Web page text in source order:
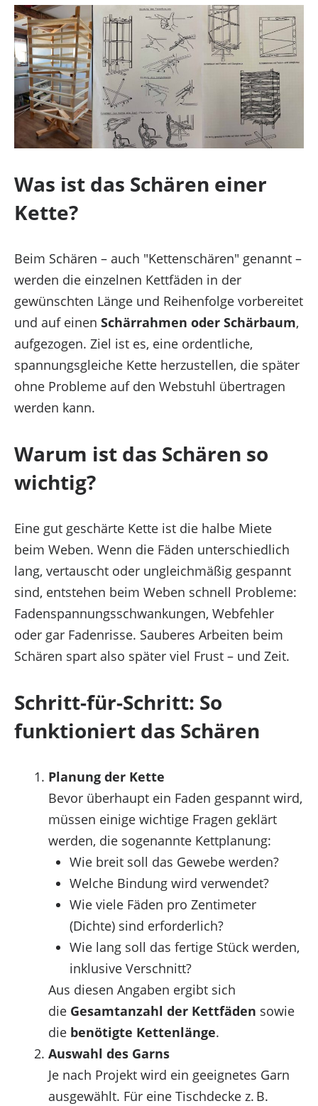
Um dir ein optimales Erlebnis zu bieten, verwenden
wir Technologien wie Cookies, um
Geräteinformationen zu speichern und/oder darauf
zuzugreifen. Wenn du diesen Technologien
zustimmst, können wir Daten wie das Surfverhalten
oder eindeutige IDs auf dieser Website verarbeiten.
Wenn du deine Zustimmung nicht erteilst oder
Funktionen beeinträchtigt werden.
Funktional
Funktional
Immer aktiv
Vorlieben
Vorlieben
Statistiken
Statistiken
Marketing
Dienste verwalten
Verwalten von {vendor_count}-Lieferanten
Lese mehr über diese Zwecke
Ablehnen
Einstellungen ansehen
Einstellungen speichern
Einstellungen ansehen
Impressum
Impressum
Was ist das Schären einer
Kette?
Beim Schären – auch "Kettenschären" genannt –
werden die einzelnen Kettfäden in der
gewünschten Länge und Reihenfolge vorbereitet
und auf einen Schärrahmen oder Schärbaum,
aufgezogen. Ziel ist es, eine ordentliche,
spannungsgleiche Kette herzustellen, die später
ohne Probleme auf den Webstuhl übertragen
werden kann.
Warum ist das Schären so
wichtig?
Eine gut geschärte Kette ist die halbe Miete
beim Weben. Wenn die Fäden unterschiedlich
lang, vertauscht oder ungleichmäßig gespannt
sind, entstehen beim Weben schnell Probleme:
Fadenspannungsschwankungen, Webfehler
oder gar Fadenrisse. Sauberes Arbeiten beim
Schären spart also später viel Frust – und Zeit.
Schritt-für-Schritt: So
funktioniert das Schären
Planung der Kette
Bevor überhaupt ein Faden gespannt wird,
müssen einige wichtige Fragen geklärt
werden, die sogenannte Kettplanung:
Wie breit soll das Gewebe werden?
Welche Bindung wird verwendet?
Wie viele Fäden pro Zentimeter
(Dichte) sind erforderlich?
Wie lang soll das fertige Stück werden,
inklusive Verschnitt?
Aus diesen Angaben ergibt sich
die Gesamtanzahl der Kettfäden sowie
die benötigte Kettenlänge.
Auswahl des Garns
Je nach Projekt wird ein geeignetes Garn
ausgewählt. Für eine Tischdecke z. B.